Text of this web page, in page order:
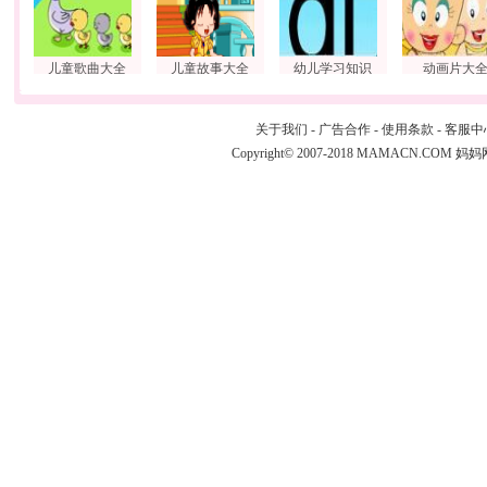
儿童歌曲大全 儿童故事大全 幼儿学习知识 动画片大全
关于我们 - 广告合作 - 使用条款 - 客服中
Copyright© 2007-2018 MAMACN.COM 妈妈